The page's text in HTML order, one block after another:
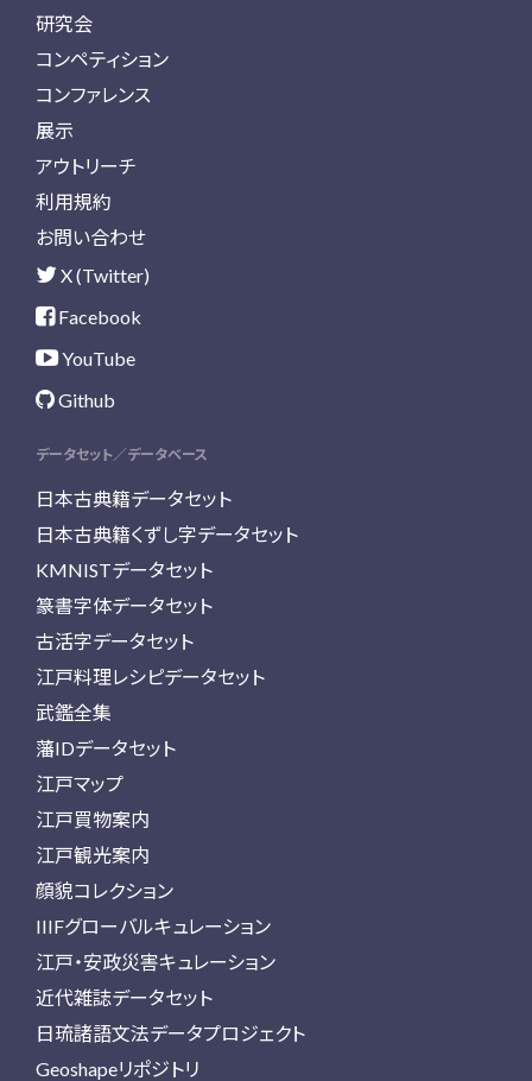
研究会
コンペティション
コンファレンス
展示
アウトリーチ
利用規約
お問い合わせ
X (Twitter)
Facebook
YouTube
Github
データセット／データベース
日本古典籍データセット
日本古典籍くずし字データセット
KMNISTデータセット
篆書字体データセット
古活字データセット
江戸料理レシピデータセット
武鑑全集
藩IDデータセット
江戸マップ
江戸買物案内
江戸観光案内
顔貌コレクション
IIIFグローバルキュレーション
江戸・安政災害キュレーション
近代雑誌データセット
日琉諸語文法データプロジェクト
Geoshapeリポジトリ